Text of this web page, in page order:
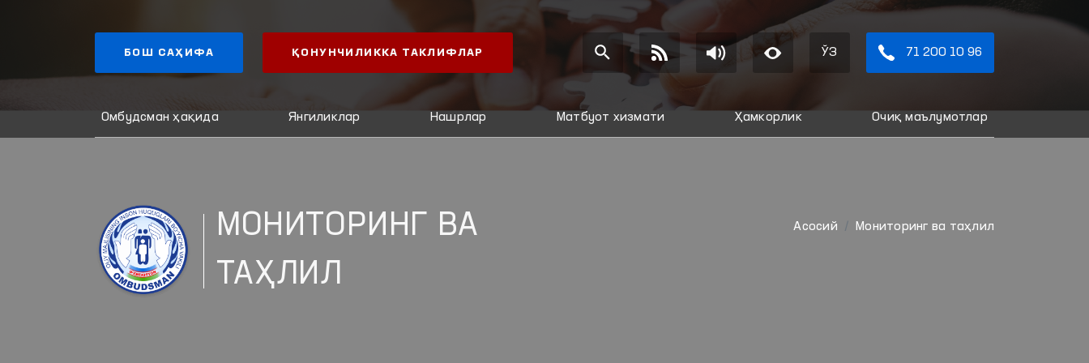
БОШ САҲИФА ҚОНУНЧИЛИККА ТАКЛИФЛАР ЎЗ 71 200 10 96
Омбудсман ҳақида Янгиликлар Нашрлар Матбуот хизмати Ҳамкорлик Очиқ маълумотлар
МОНИТОРИНГ ВА
ТАҲЛИЛ
Aсосий Мониторинг ва таҳлил